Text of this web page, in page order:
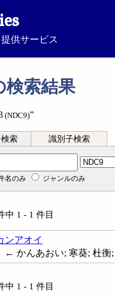
供サービス
検索結果
(NDC9)”
索 識別子検索
名のみ ジャンルのみ
中 1 - 1 件目
ンアオイ
← かんあおい; 寒葵; 杜衡
中 1 - 1 件目